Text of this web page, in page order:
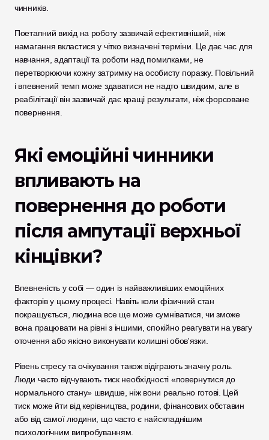
чинників.
Поетапний вихід на роботу зазвичай ефективніший, ніж
намагання вкластися у чітко визначені терміни. Це дає час для
навчання, адаптації та роботи над помилками, не
перетворюючи кожну затримку на особисту поразку. Повільний
і впевнений темп може здаватися не надто швидким, але в
реабілітації він зазвичай дає кращі результати, ніж форсоване
повернення.
Які емоційні чинники
впливають на
повернення до роботи
після ампутації верхньої
кінцівки?
Впевненість у собі — один із найважливіших емоційних
факторів у цьому процесі. Навіть коли фізичний стан
покращується, людина все ще може сумніватися, чи зможе
вона працювати на рівні з іншими, спокійно реагувати на увагу
оточення або якісно виконувати колишні обов'язки.
Рівень стресу та очікування також відіграють значну роль.
Люди часто відчувають тиск необхідності «повернутися до
нормального стану» швидше, ніж вони реально готові. Цей
тиск може йти від керівництва, родини, фінансових обставин
або від самої людини, що часто є найскладнішим
психологічним випробуванням.